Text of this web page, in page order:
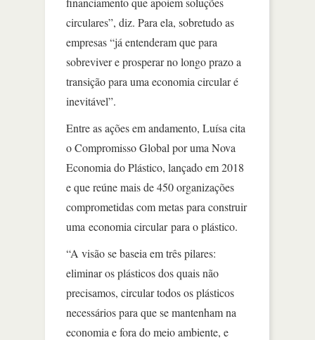
circulares”, diz. Para ela, sobretudo as
empresas “já entenderam que para
sobreviver e prosperar no longo prazo a
transição para uma economia circular é
inevitável”.
Entre as ações em andamento, Luísa cita
o Compromisso Global por uma Nova
Economia do Plástico, lançado em 2018
e que reúne mais de 450 organizações
comprometidas com metas para construir
uma economia circular para o plástico.
“A visão se baseia em três pilares:
eliminar os plásticos dos quais não
precisamos, circular todos os plásticos
necessários para que se mantenham na
economia e fora do meio ambiente, e